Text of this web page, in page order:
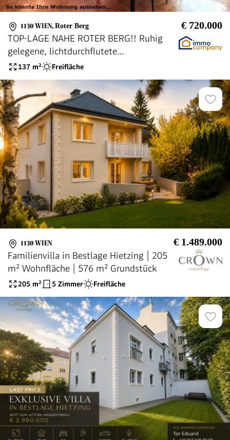
1130 WIEN, Roter Berg € 720.000
TOP-LAGE NAHE ROTER BERG!! Ruhig
gelegene, lichtdurchflutete
FAMILIENWOHNUNG - Auch trennbar!
137 m² Freifläche
1130 WIEN € 1.489.000
Familienvilla in Bestlage Hietzing | 205
m² Wohnfläche | 576 m² Grundstück
205 m² 5 Zimmer Freifläche